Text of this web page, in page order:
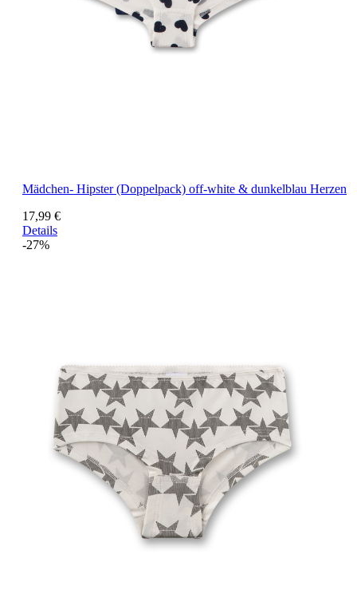
Mädchen- Hipster (Doppelpack) off-white & dunkelblau Herzen
17,99 €
Details
-27%